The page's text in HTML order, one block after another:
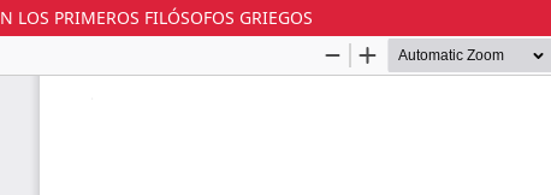
LOS PRIMEROS FILÓSOFOS GRIEGOS